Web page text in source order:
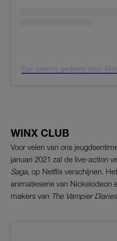
Een bericht gedeeld door
WINX CLUB
Voor velen van ons
januari 2021 zal de live-action
Saga, op Netflix verschijnen.
animatieserie van Nickelodeon
makers van The Vampier